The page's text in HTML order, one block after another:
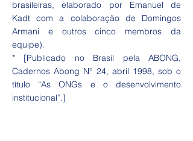
brasileiras, elaborado por Emanuel de
Kadt com a colaboração de Domingos
Armani e outros cinco membros da
equipe).
* [Publicado no Brasil pela ABONG,
Cadernos Abong N° 24, abril 1998, sob o
título “As ONGs e o desenvolvimento
institucional”.]